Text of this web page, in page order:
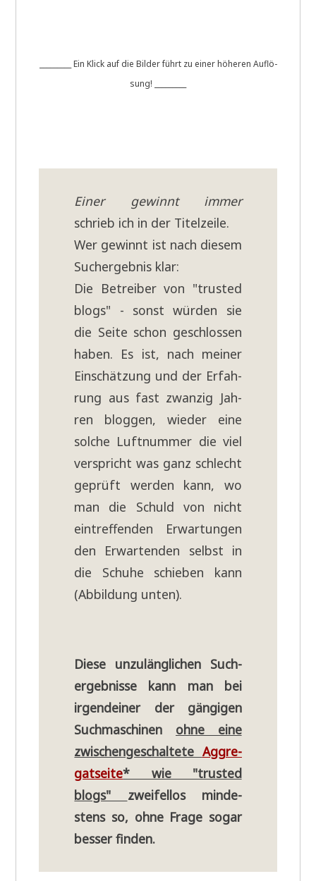
_________ Ein Klick auf die Bil­der führt zu einer höhe­ren Auf­lö­
sung! _________
Einer gewinnt immer
schrieb ich in der Titel­zei­le.
Wer gewinnt ist nach die­sem
Such­ergeb­nis klar:
Die Betrei­ber von "tru­sted
blogs" - sonst wür­den sie
die Sei­te schon geschlos­sen
haben. Es ist, nach mei­ner
Ein­schät­zung und der Erfah­
rung aus fast zwan­zig Jah­
ren blog­gen, wie­der eine
sol­che Luft­num­mer die viel
ver­spricht was ganz schlecht
geprüft wer­den kann, wo
man die Schuld von nicht
ein­tref­fen­den Erwar­tun­gen
den Erwar­ten­den selbst in
die Schu­he schie­ben kann
(Abbil­dung unten).
Die­se unzu­läng­li­chen Such­
ergeb­nis­se kann man bei
irgend­ei­ner der gän­gi­gen
Such­ma­schi­nen ohne eine
zwi­schen­ge­schal­te­te Aggre­
gat­sei­te* wie "tru­sted
blogs" zwei­fel­los min­de­
stens so, ohne Fra­ge sogar
bes­ser fin­den.